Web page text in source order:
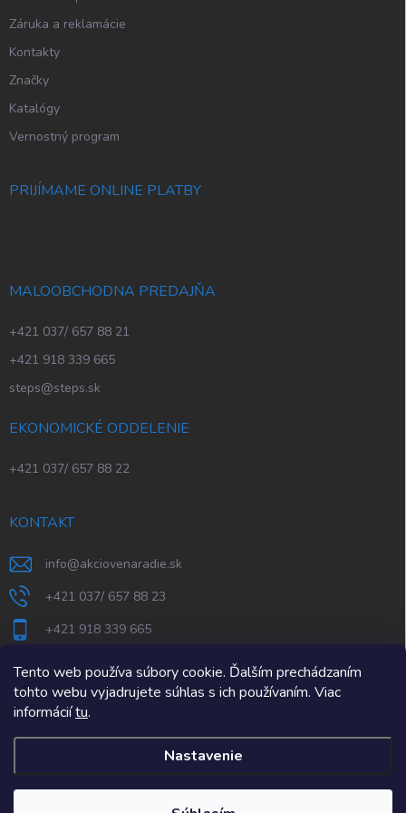
Tento web používa súbory cookie. Ďalším prechádzaním
tohto webu vyjadrujete súhlas s ich používaním. Viac
informáciítu.
Nastavenie
Záruka a reklamácie
Kontakty
Značky
Katalógy
Vernostný program
PRIJÍMAME ONLINE PLATBY
MALOOBCHODNA PREDAJŇA
+421 037/ 657 88 21
+421 918 339 665
steps@steps.sk
EKONOMICKÉ ODDELENIE
+421 037/ 657 88 22
KONTAKT
info@akciovenaradie.sk
+421 037/ 657 88 23
+421 918 339 665
STEPS Nitra
AkcioveNaradie.sk